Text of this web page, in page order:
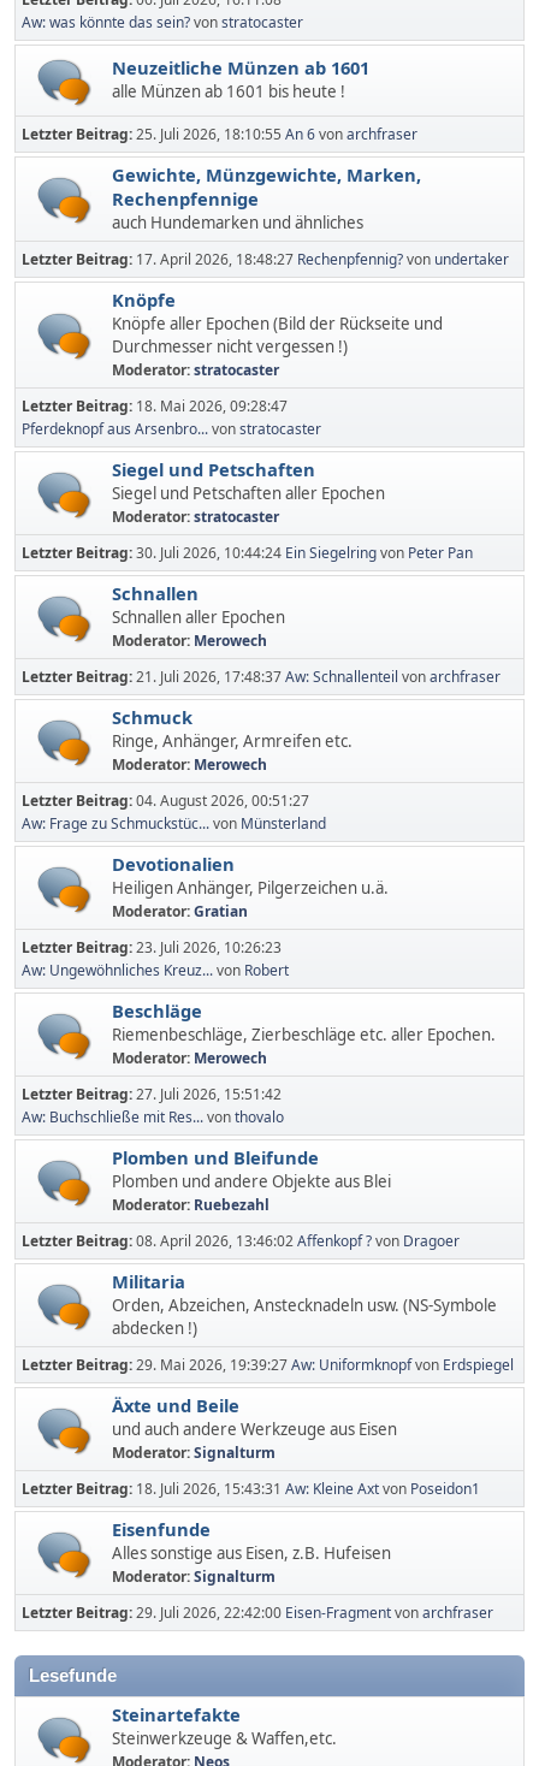
Aw: was könnte das sein?vonstratocaster
Neuzeitliche Münzen ab 1601
alle Münzen ab 1601 bis heute !
Letzter Beitrag:25. Juli 2026, 18:10:55 An 6vonarchfraser
Gewichte, Münzgewichte, Marken,
Rechenpfennige
auch Hundemarken und ähnliches
Letzter Beitrag: 17. April 2026, 18:48:27 Rechenpfennig?von undertaker
Knöpfe
Knöpfe aller Epochen (Bild der Rückseite und
Durchmesser nicht vergessen !)
Moderator:stratocaster
Letzter Beitrag: 18. Mai 2026, 09:28:47
Pferdeknopf aus Arsenbro...vonstratocaster
Siegel und Petschaften
Siegel und Petschaften aller Epochen
Moderator:stratocaster
Letzter Beitrag:30. Juli 2026, 10:44:24 Ein Siegelringvon Peter Pan
Schnallen
Schnallen aller Epochen
Moderator: Merowech
Letzter Beitrag:21. Juli 2026, 17:48:37Aw: Schnallenteil vonarchfraser
Schmuck
Ringe, Anhänger, Armreifen etc.
Moderator: Merowech
Letzter Beitrag:04. August 2026, 00:51:27
Aw: Frage zu Schmuckstüc...von Münsterland
Devotionalien
Heiligen Anhänger, Pilgerzeichen u.ä.
Moderator:Gratian
Letzter Beitrag:23. Juli 2026, 10:26:23
Aw: Ungewöhnliches Kreuz...von Robert
Beschläge
Riemenbeschläge, Zierbeschläge etc. aller Epochen.
Moderator: Merowech
Letzter Beitrag:27. Juli 2026, 15:51:42
Aw: Buchschließe mit Res...vonthovalo
Plomben und Bleifunde
Plomben und andere Objekte aus Blei
Moderator: Ruebezahl
Letzter Beitrag:08. April 2026, 13:46:02Affenkopf ?von Dragoer
Militaria
Orden, Abzeichen, Anstecknadeln usw. (NS-Symbole
abdecken !)
Letzter Beitrag:29. Mai 2026, 19:39:27Aw: Uniformknopfvon Erdspiegel
Äxte und Beile
und auch andere Werkzeuge aus Eisen
Moderator:Signalturm
Letzter Beitrag: 18. Juli 2026, 15:43:31 Aw: Kleine Axtvon Poseidon1
Eisenfunde
Alles sonstige aus Eisen, z.B. Hufeisen
Moderator:Signalturm
Letzter Beitrag:29. Juli 2026, 22:42:00 Eisen-Fragmentvonarchfraser
Lesefunde
Steinartefakte
Steinwerkzeuge & Waffen,etc.
Moderator: Neos